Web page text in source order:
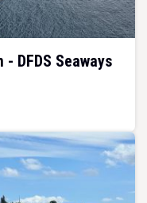
DFDS Seaways